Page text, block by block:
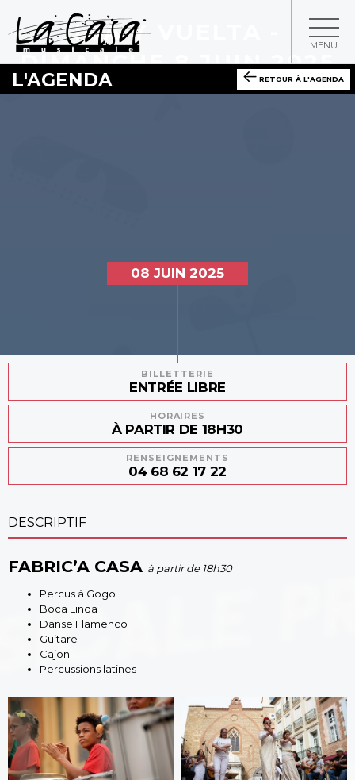
MENU
L'AGENDA RETOUR À L'AGENDA
IDA Y VUELTA -
DIMANCHE 8 JUIN 2025
08 JUIN 2025
BILLETTERIE
ENTRÉE LIBRE
HORAIRES
À PARTIR DE 18H30
RENSEIGNEMENTS
04 68 62 17 22
DESCRIPTIF
FABRIC’A CASA à partir de 18h30
Percus à Gogo
Boca Linda
Danse Flamenco
Guitare
Cajon
Percussions latines